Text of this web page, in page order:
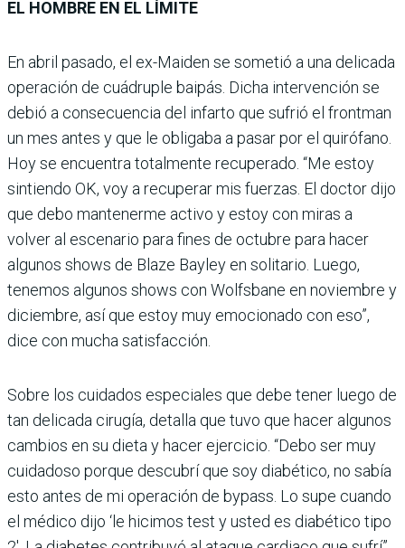
EL HOMBRE EN EL LÍMITE
En abril pasado, el ex-Maiden se sometió a una delicada
operación de cuádruple baipás. Dicha intervención se
debió a consecuencia del infarto que sufrió el frontman
un mes antes y que le obligaba a pasar por el quirófano.
Hoy se encuentra totalmente recuperado. “Me estoy
sintiendo OK, voy a recuperar mis fuerzas. El doctor dijo
que debo mantenerme activo y estoy con miras a
volver al escenario para fines de octubre para hacer
algunos shows de Blaze Bayley en solitario. Luego,
tenemos algunos shows con Wolfsbane en noviembre y
diciembre, así que estoy muy emocionado con eso”,
dice con mucha satisfacción.
Sobre los cuidados especiales que debe tener luego de
tan delicada cirugía, detalla que tuvo que hacer algunos
cambios en su dieta y hacer ejercicio. “Debo ser muy
cuidadoso porque descubrí que soy diabético, no sabía
esto antes de mi operación de bypass. Lo supe cuando
el médico dijo ‘le hicimos test y usted es diabético tipo